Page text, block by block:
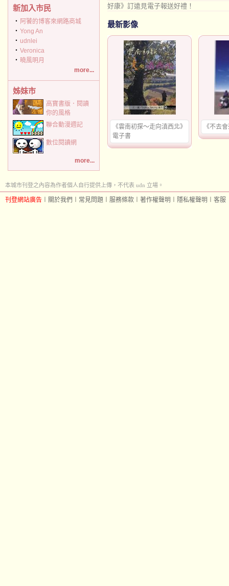
新加入市民
‧ 阿饕的博客來網路商城
‧ Yong An
‧ udnlei
‧ Veronica
‧ 曉風明月
more...
姊妹市
高寶書版．閱讀
你的風格
聯合動漫週記
數位閱讀網
more...
好康》訂遠見電子報送好禮！
最新影像
《雲南初探～走向滇西北》
電子書
《不去
本城市刊登之內容為作者個人自行提供上傳，不代表 udn 立場。
刊登網站廣告 關於我們 常見問題 服務條款 著作權聲明 隱私權聲明 客服